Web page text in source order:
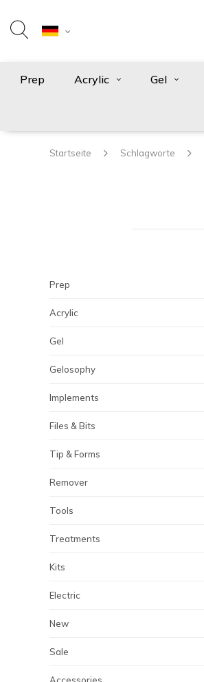
Prep Acrylic Gel
Startseite Schlagworte
Prep
Acrylic
Gel
Gelosophy
Implements
Files & Bits
Tip & Forms
Remover
Tools
Treatments
Kits
Electric
New
Sale